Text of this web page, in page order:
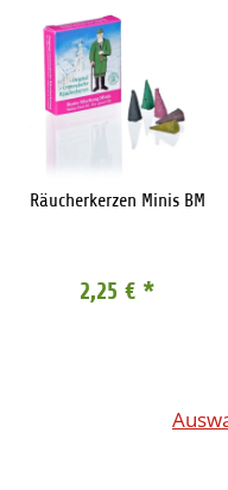
Räucherkerzen Minis BM
2,25 € *